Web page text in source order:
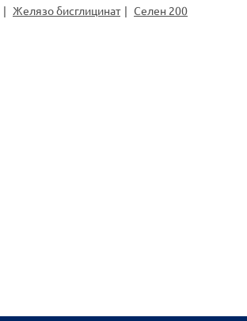
Желязо бисглицинат Селен 200